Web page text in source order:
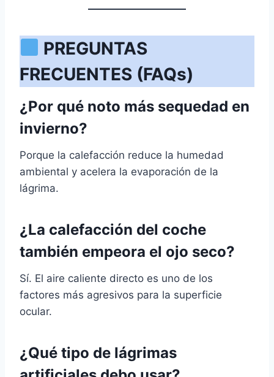
PREGUNTAS
FRECUENTES (FAQs)
¿Por qué noto más sequedad en
invierno?
Porque la calefacción reduce la humedad
ambiental y acelera la evaporación de la
lágrima.
¿La calefacción del coche
también empeora el ojo seco?
Sí. El aire caliente directo es uno de los
factores más agresivos para la superficie
ocular.
¿Qué tipo de lágrimas